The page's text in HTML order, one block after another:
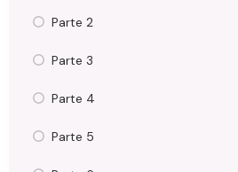
Parte 2
Parte 3
Parte 4
Parte 5